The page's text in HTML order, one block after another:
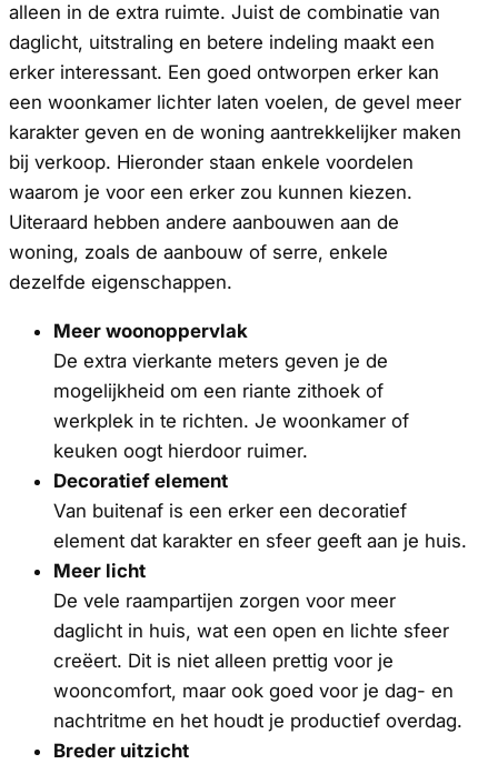
alleen in de extra ruimte. Juist de combinatie van
daglicht, uitstraling en betere indeling maakt een
erker interessant. Een goed ontworpen erker kan
een woonkamer lichter laten voelen, de gevel meer
karakter geven en de woning aantrekkelijker maken
bij verkoop. Hieronder staan enkele voordelen
waarom je voor een erker zou kunnen kiezen.
Uiteraard hebben andere aanbouwen aan de
woning, zoals de aanbouw of serre, enkele
dezelfde eigenschappen.
Meer woonoppervlak
De extra vierkante meters geven je de
mogelijkheid om een riante zithoek of
werkplek in te richten. Je woonkamer of
keuken oogt hierdoor ruimer.
Decoratief element
Van buitenaf is een erker een decoratief
element dat karakter en sfeer geeft aan je huis.
Meer licht
De vele raampartijen zorgen voor meer
daglicht in huis, wat een open en lichte sfeer
creëert. Dit is niet alleen prettig voor je
wooncomfort, maar ook goed voor je dag- en
nachtritme en het houdt je productief overdag.
Breder uitzicht